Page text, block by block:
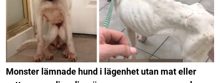
Monster lämnade hund i lägenhet utan mat eller